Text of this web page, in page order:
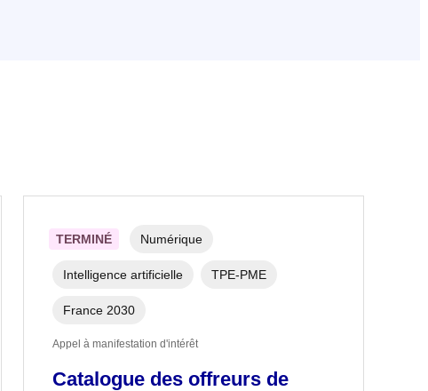
Catalogue des offreurs de
TERMINÉ Numérique
Intelligence artificielle TPE-PME
France 2030
Appel à manifestation d'intérêt